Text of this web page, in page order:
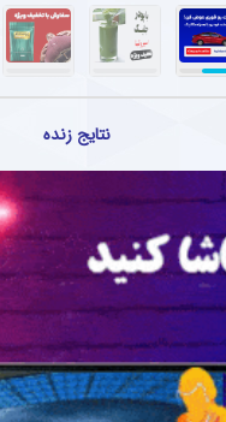
نتایج زنده